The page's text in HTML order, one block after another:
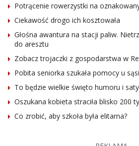
Potrącenie rowerzystki na
Ciekawość drogo ich kosztowała
Głośna awantura na stacji paliw.
do aresztu
Zobacz trojaczki z gospodarstwa w
Pobita seniorka szukała pomocy u
To będzie wielkie święto humoru i
Oszukana kobieta straciła blisko 200
Co zrobić, aby szkoła była elitarna?